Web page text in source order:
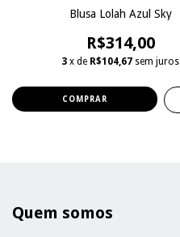
Blusa Lolah Azul Sky
R$314,00
3 x de R$104,67 sem juros
COMPRAR
Quem somos